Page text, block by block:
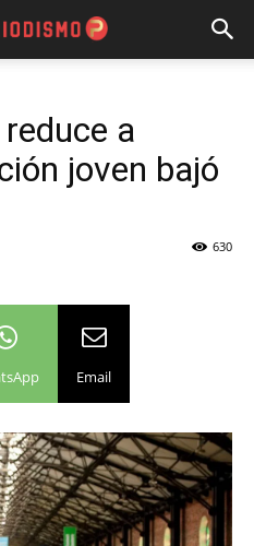
a
joven bajó
630
Email